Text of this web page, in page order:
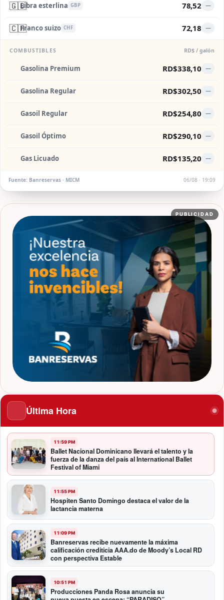
🇬🇧Libra esterlina GBP 78,52 —
🇨🇭Franco suizo CHF 72,18 —
COMBUSTIBLES RD$ / galón
Gasolina Premium RD$338,10 —
Gasolina Regular RD$302,50 —
Gasoil Regular RD$254,80 —
Gasoil Óptimo RD$290,10 —
Gas Licuado RD$135,20 —
Fuente: Banreservas · MICM 06/08 · 19:09
PUBLICIDAD
Última Hora
11:59 PM
Ballet Nacional Dominicano llevará el talento y la
fuerza de la danza del país al International Ballet
Festival of Miami
11:55 PM
Hospiten Santo Domingo destaca el valor de la
lactancia materna
11:09 PM
Banreservas recibe nuevamente la máxima
calificación crediticia AAA.do de Moody’s Local RD
con perspectiva Estable
10:51 PM
Producciones Panda Rosa anuncia su